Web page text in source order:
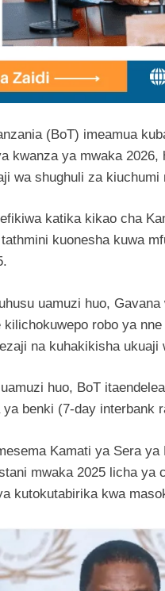
(BoT) imeamua
kwanza ya mwaka
wa shughuli za kiuchumi
katika kikao cha
kuonesha kuwa
uamuzi huo,
robo ya
na kuhakikisha
huo, BoT
benki (7-day interbank
Kamati ya Sera
mwaka 2025 licha ya
kutokutabirika kwa